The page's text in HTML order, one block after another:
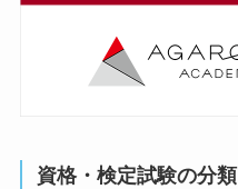
資格・検定試験の分類